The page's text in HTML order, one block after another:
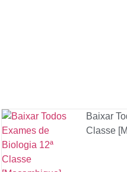
Baixar
Classe